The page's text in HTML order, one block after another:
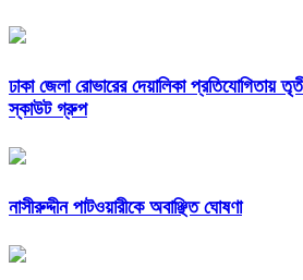
ঢাকা জেলা রোভারের দেয়ালিকা
স্কাউট গ্রুপ
নাসীরুদ্দীন পাটওয়ারীকে অবাঞ্ছিত ঘোষণা